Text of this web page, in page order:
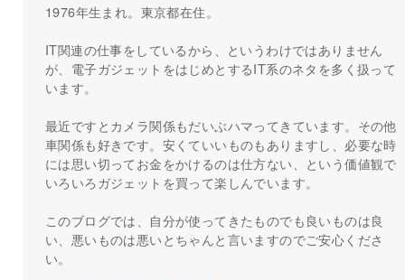
1976年生まれ。東京都在住。
IT関連の仕事をしているから、というわけではありません
が、電子ガジェットをはじめとするIT系のネタを多く扱って
います。
最近ですとカメラ関係もだいぶハマってきています。その他
車関係も好きです。安くていいものもありますし、必要な時
には思い切ってお金をかけるのは仕方ない、という価値観で
いろいろガジェットを買って楽しんでいます。
このブログでは、自分が使ってきたものでも良いものは良
い、悪いものは悪いとちゃんと言いますのでご安心くださ
い。